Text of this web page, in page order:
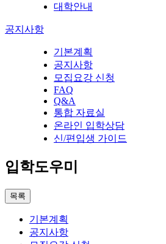
대학안내
공지사항
기본계획
공지사항
모집요강 신청
FAQ
Q&A
통합 자료실
온라인 입학상담
신/편입생 가이드
입학도우미
목록
기본계획
공지사항